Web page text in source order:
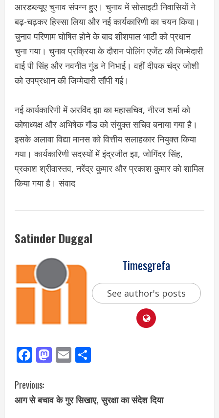
आरडब्ल्यूए चुनाव संपन्न हुए। चुनाव में सोसाइटी निवासियों ने
बढ़-चढ़कर हिस्सा लिया और नई कार्यकारिणी का चयन किया।
चुनाव परिणाम घोषित होने के बाद शीशपाल भाटी को प्रधान
चुना गया। चुनाव प्रक्रिया के दौरान पोलिंग एजेंट की जिम्मेदारी
वाई पी सिंह और नवनीत गुंड ने निभाई। वहीं दीपक चंद्र जोशी
को उपप्रधान की जिम्मेदारी सौंपी गई।
नई कार्यकारिणी में अरविंद झा का महासचिव, नीरज शर्मा को
कोषाध्यक्ष और अभिषेक गौड को संयुक्त सचिव बनाया गया है।
इसके अलावा विद्या मानस को वित्तीय सलाहकार नियुक्त किया
गया। कार्यकारिणी सदस्यों में इंद्रजीत झा, जोगिंदर सिंह,
प्रकाश श्रीवास्तव, नरेंद्र कुमार और प्रकाश कुमार को शामिल
किया गया है। संवाद
Satinder Duggal
Timesgrefa
See author's posts
Facebook
Mastodon
Email
Previous:
आग से बचाव के गुर सिखाए, सुरक्षा का संदेश दिया